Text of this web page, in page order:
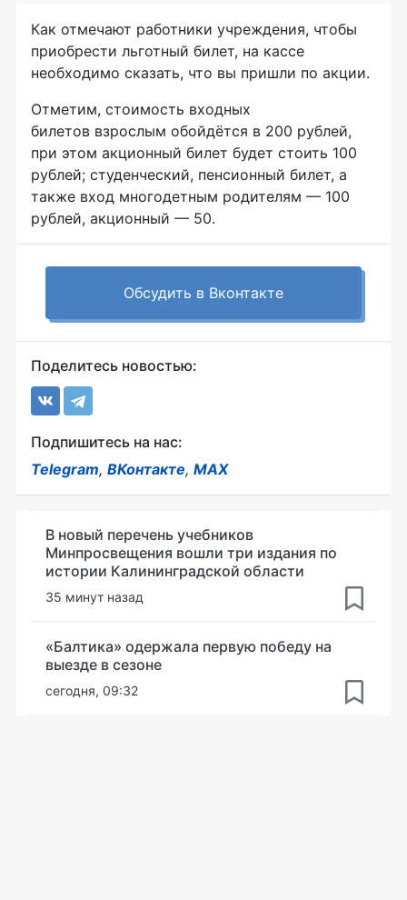
Как отмечают работники учреждения, чтобы
приобрести льготный билет, на кассе
необходимо сказать, что вы пришли по акции.
Отметим, стоимость входных
билетов взрослым обойдётся в 200 рублей,
при этом акционный билет будет стоить 100
рублей; студенческий, пенсионный билет, а
также вход многодетным родителям — 100
рублей, акционный — 50.
Обсудить в Вконтакте
Поделитесь новостью:
Подпишитесь на нас:
Telegram, ВКонтакте, MAX
В новый перечень учебников
Минпросвещения вошли три издания по
истории Калининградской области
35 минут назад
«Балтика» одержала первую победу на
выезде в сезоне
сегодня, 09:32